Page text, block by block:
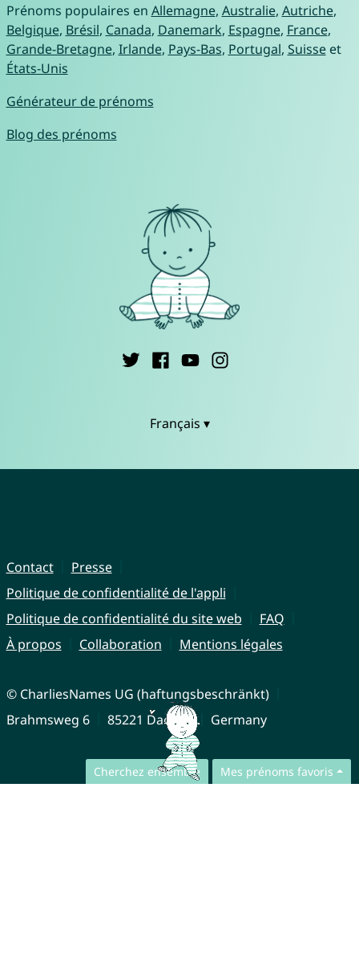
Cherchez ensemble Mes prénoms favoris
Prénoms populaires en Allemagne, Australie, Autriche,
Belgique, Brésil, Canada, Danemark, Espagne, France,
Grande-Bretagne, Irlande, Pays-Bas, Portugal, Suisseet
États-Unis
Générateur de prénoms
Blog des prénoms
Français ▾
Contact
Presse
Politique de confidentialité de l'appli
Politique de confidentialité du site web
FAQ
À propos
Collaboration Mentions légales
© CharliesNames UG (haftungsbeschränkt)
Brahmsweg 6
85221 Dachau Germany